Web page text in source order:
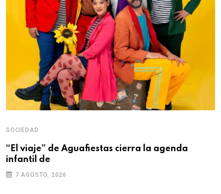
SOCIEDAD
“El viaje” de Aguafiestas cierra la agenda
infantil de
7 AGOSTO, 2026